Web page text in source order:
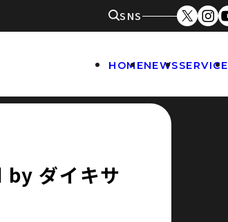
SNS
HOMENEWSSERVICE
ダイキサ